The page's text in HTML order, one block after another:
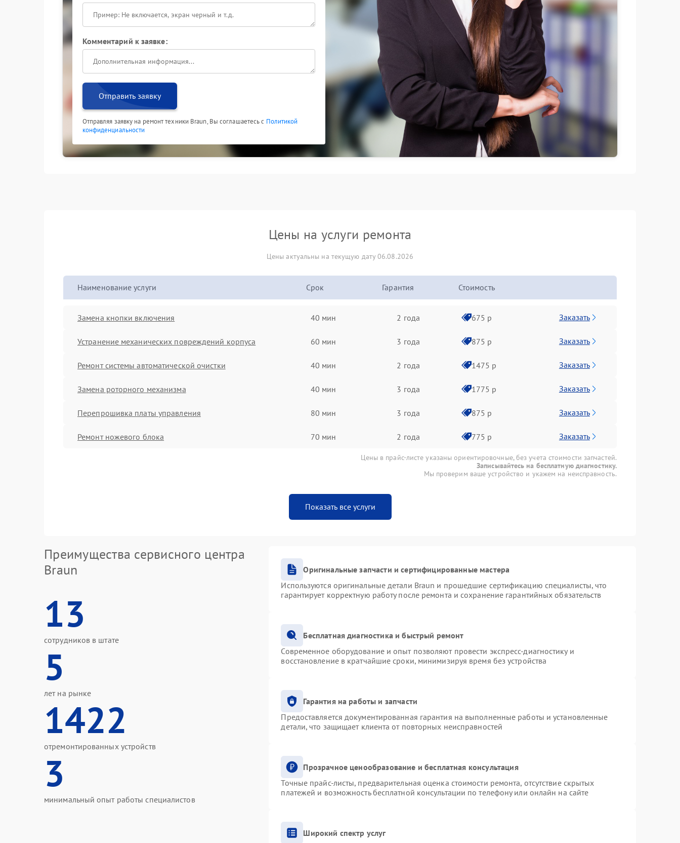
Комментарий к заявке:
Отправить заявку
Отправляя заявку на ремонт техники Braun, Вы соглашаетесь с Политикой
конфиденциальности
Цены на услуги ремонта
Цены актуальны на текущую дату 06.08.2026
Наименование услуги Срок Гарантия Стоимость
Замена кнопки включения 40 мин 2 года 675 р Заказать
Устранение механических повреждений корпуса 60 мин 3 года 875 р Заказать
Ремонт системы автоматической очистки 40 мин 2 года 1475 р Заказать
Замена роторного механизма 40 мин 3 года 1775 р Заказать
Перепрошивка платы управления 80 мин 3 года 875 р Заказать
Ремонт ножевого блока 70 мин 2 года 775 р Заказать
Цены в прайс-листе указаны ориентировочные, без учета стоимости запчастей.
Записывайтесь на бесплатную диагностику.
Мы проверим ваше устройство и укажем на неисправность.
Показать все услуги
Преимущества сервисного центра
Braun
13
сотрудников в штате
5
лет на рынке
1422
отремонтированных устройств
3
минимальный опыт работы специалистов
Оригинальные запчасти и сертифицированные мастера
Используются оригинальные детали Braun и прошедшие сертификацию специалисты, что
гарантирует корректную работу после ремонта и сохранение гарантийных обязательств
Бесплатная диагностика и быстрый ремонт
Современное оборудование и опыт позволяют провести экспресс-диагностику и
восстановление в кратчайшие сроки, минимизируя время без устройства
Гарантия на работы и запчасти
Предоставляется документированная гарантия на выполненные работы и установленные
детали, что защищает клиента от повторных неисправностей
Прозрачное ценообразование и бесплатная консультация
Точные прайс-листы, предварительная оценка стоимости ремонта, отсутствие скрытых
платежей и возможность бесплатной консультации по телефону или онлайн на сайте
Широкий спектр услуг